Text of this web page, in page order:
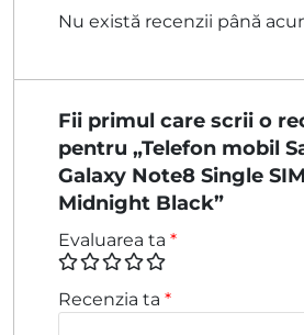
Nu există recenzii până
Fii primul care scrii o
pentru „Telefon mobil
Galaxy Note8 Single
Midnight Black”
Evaluarea ta *
Recenzia ta *